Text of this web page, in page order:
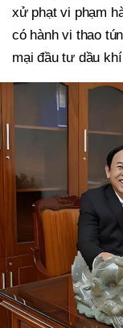
xử phạt vi phạm
có hành vi thao
mại đầu tư dầu